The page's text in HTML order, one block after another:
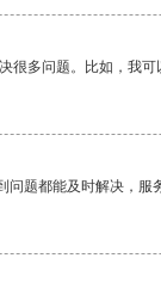
很多问题。比如，我
题都能及时解决，服